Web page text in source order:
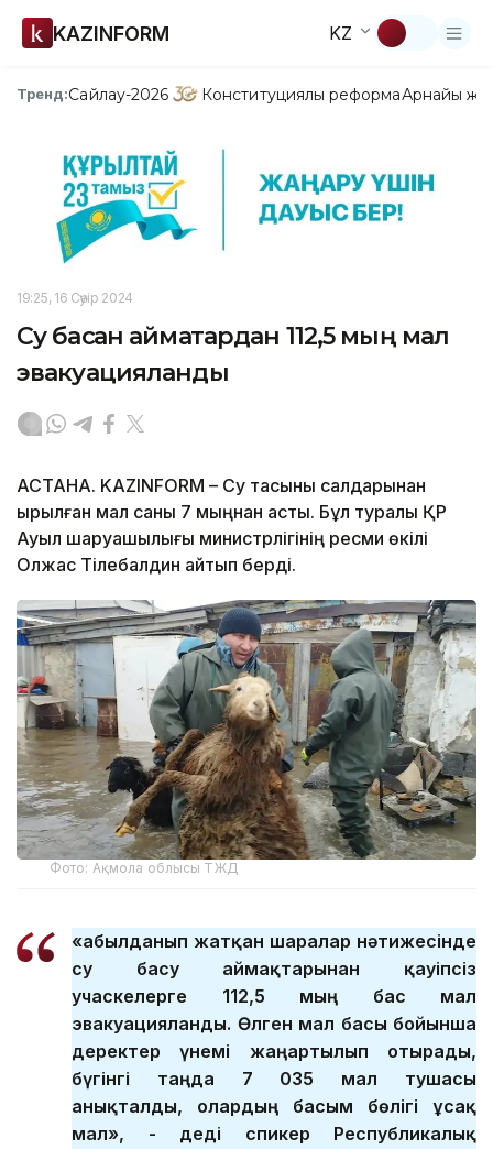
KAZINFORM KZ
Тренд:Сайлау-2026 Конституциялық реформаАрнайы
19:25, 16 Сәуір 2024
Су басқан аймақтардан 112,5 мың мал
эвакуацияланды
АСТАНА. KAZINFORM – Су тасқыны салдарынан
қырылған мал саны 7 мыңнан асты. Бұл туралы ҚР
Ауыл шаруашылығы министрлігінің ресми өкілі
Олжас Тілебалдин айтып берді.
Фото: Ақмола облысы ТЖД
«Қабылданып жатқан шаралар нәтижесінде
су басу аймақтарынан қауіпсіз
учаскелерге 112,5 мың бас мал
эвакуацияланды. Өлген мал басы бойынша
деректер үнемі жаңартылып отырады,
бүгінгі таңда 7 035 мал тушасы
анықталды, олардың басым бөлігі ұсақ
мал», - деді спикер Республикалық